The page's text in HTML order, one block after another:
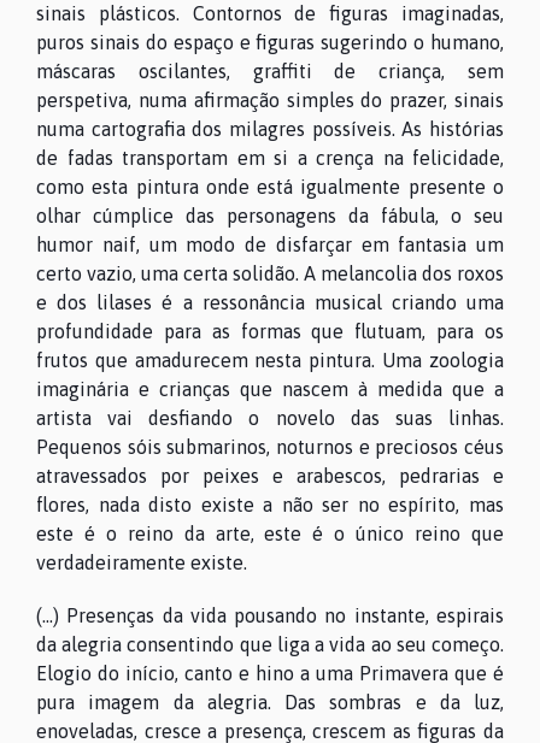
sinais plásticos. Contornos de figuras imaginadas,
puros sinais do espaço e figuras sugerindo o humano,
máscaras oscilantes, graffiti de criança, sem
perspetiva, numa afirmação simples do prazer, sinais
numa cartografia dos milagres possíveis. As histórias
de fadas transportam em si a crença na felicidade,
como esta pintura onde está igualmente presente o
olhar cúmplice das personagens da fábula, o seu
humor naif, um modo de disfarçar em fantasia um
certo vazio, uma certa solidão. A melancolia dos roxos
e dos lilases é a ressonância musical criando uma
profundidade para as formas que flutuam, para os
frutos que amadurecem nesta pintura. Uma zoologia
imaginária e crianças que nascem à medida que a
artista vai desfiando o novelo das suas linhas.
Pequenos sóis submarinos, noturnos e preciosos céus
atravessados por peixes e arabescos, pedrarias e
flores, nada disto existe a não ser no espírito, mas
este é o reino da arte, este é o único reino que
verdadeiramente existe.
(…) Presenças da vida pousando no instante, espirais
da alegria consentindo que liga a vida ao seu começo.
Elogio do início, canto e hino a uma Primavera que é
pura imagem da alegria. Das sombras e da luz,
enoveladas, cresce a presença, crescem as figuras da